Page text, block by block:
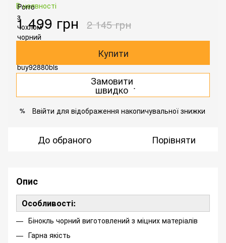
В наявності
1 499 грн 2 145 грн
Купити
Замовити
швидко .
% Ввійти для відображення накопичувальної знижки
До обраного Порівняти
Опис
Особливості:
Бінокль чорний виготовлений з міцних матеріалів
Гарна якість